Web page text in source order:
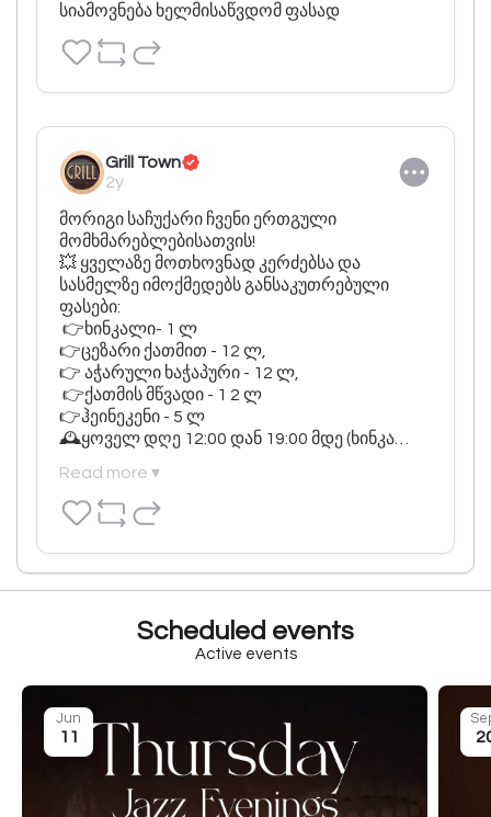
სიამოვნება ხელმისაწვდომ ფასად
Grill Town
2y
მორიგი საჩუქარი ჩვენი ერთგული
მომხმარებლებისათვის!
💥 ყველაზე მოთხოვნად კერძებსა და
სასმელზე იმოქმედებს განსაკუთრებული
ფასები:
👉ცეზარი ქათმით - 12 ლ,
👉 აჭარული ხაჭაპური - 12 ლ,
👉ჰეინეკენი - 5 ლ
🕰ყოველ დღე 12:00 დან 19:00 მდე (ხინკა…
Read more ▾
Scheduled events
Active events
Jun
11